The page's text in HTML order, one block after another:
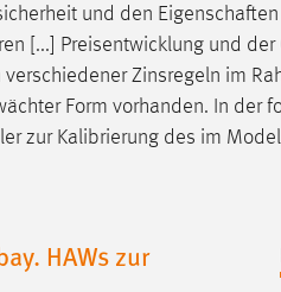
und den Eigenschaften
[...] Preisentwicklung und der
verschiedener Zinsregeln im
Form vorhanden. In der
zur Kalibrierung des im
HAWs zur